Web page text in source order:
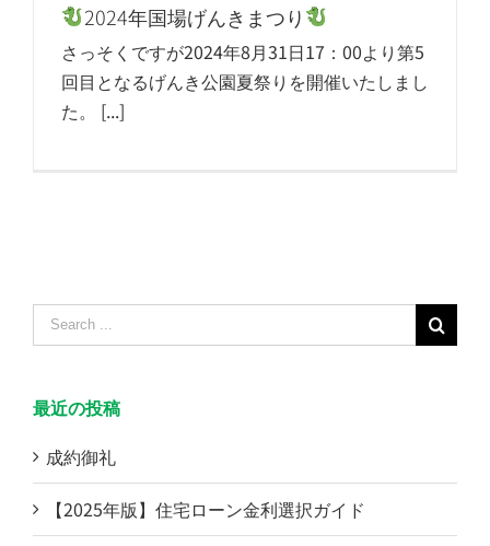
2024年国場げんきまつり
さっそくですが2024年8月31日17：00より第5
回目となるげんき公園夏祭りを開催いたしまし
た。 [...]
Search
for:
最近の投稿
成約御礼
【2025年版】住宅ローン金利選択ガイド